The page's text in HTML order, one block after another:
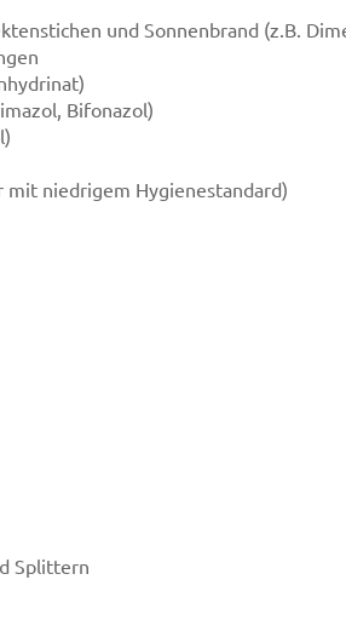
und Sonnenbrand (z.B.
Bifonazol)
mit niedrigem Hygienestandard)
Splittern